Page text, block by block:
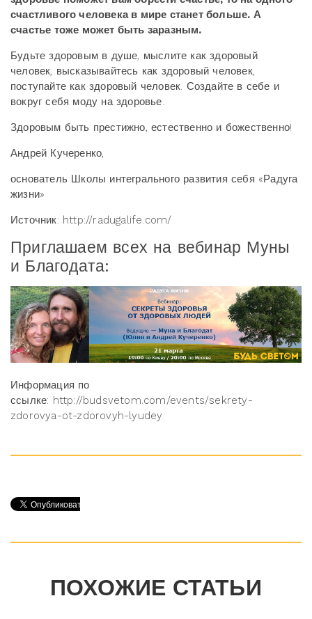
счастливого человека в мире станет больше. А
счастье тоже может быть заразным.
Будьте здоровым в душе, мыслите как здоровый
человек, высказывайтесь как здоровый человек,
поступайте как здоровый человек. Создайте в себе и
вокруг себя моду на здоровье.
Здоровым быть престижно, естественно и божественно!
Андрей Кучеренко,
основатель Школы интегрального развития себя «Радуга
жизни»
Источник: http://radugalife.com/
Приглашаем всех на вебинар Муны
и Благодата:
Информация по
ссылке: http://budsvetom.com/events/sekrety-
zdorovya-ot-zdorovyh-lyudey
ПОХОЖИЕ СТАТЬИ